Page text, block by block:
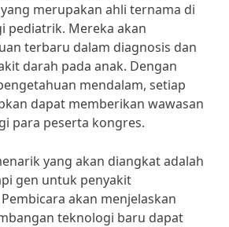
merupakan ahli ternama di
pediatrik. Mereka akan
terbaru dalam diagnosis dan
darah pada anak. Dengan
mendalam, setiap
dapat memberikan wawasan
para peserta kongres.
yang akan diangkat adalah
gen untuk penyakit
akan menjelaskan
teknologi baru dapat